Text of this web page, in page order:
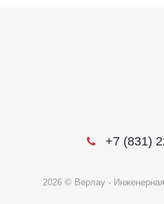
+7 (831)
2026 © Верлау -